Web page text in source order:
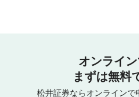
オンライン
まずは無料
松井証券ならオンラインで